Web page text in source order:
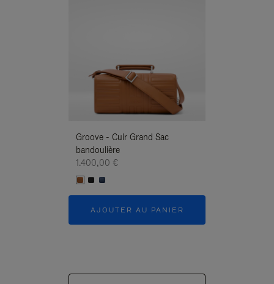
Groove - Cuir Grand Sac
bandoulière
1.400,00 €
AJOUTER AU PANIER